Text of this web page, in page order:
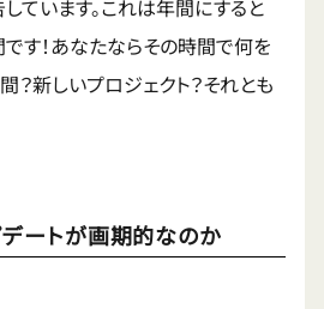
ています。これは年間にすると
す！あなたならその時間で何を
？新しいプロジェクト？それとも
ートが画期的なのか